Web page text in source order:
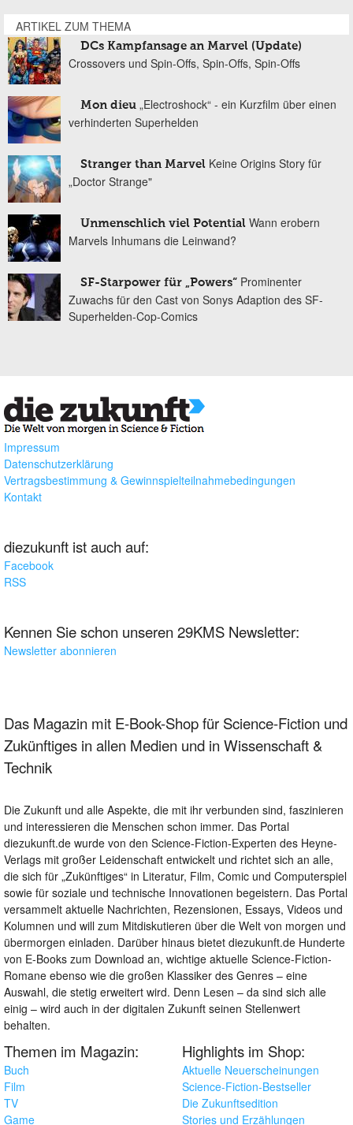
ARTIKEL ZUM THEMA
DCs Kampfansage an Marvel (Update)
Crossovers und Spin-Offs, Spin-Offs, Spin-Offs
Mon dieu „Electroshock“ - ein Kurzfilm über einen
verhinderten Superhelden
Stranger than Marvel Keine Origins Story für
„Doctor Strange"
Unmenschlich viel Potential Wann erobern
Marvels Inhumans die Leinwand?
SF-Starpower für „Powers“ Prominenter
Zuwachs für den Cast von Sonys Adaption des SF-
Superhelden-Cop-Comics
Impressum
Datenschutzerklärung
Vertragsbestimmung & Gewinnspielteilnahmebedingungen
Kontakt
diezukunft ist auch auf:
Facebook
RSS
Kennen Sie schon unseren 29KMS Newsletter:
Newsletter abonnieren
Das Magazin mit E-Book-Shop für Science-Fiction und
Zukünftiges in allen Medien und in Wissenschaft &
Technik
Die Zukunft und alle Aspekte, die mit ihr verbunden sind, faszinieren
und interessieren die Menschen schon immer. Das Portal
diezukunft.de wurde von den Science-Fiction-Experten des Heyne-
Verlags mit großer Leidenschaft entwickelt und richtet sich an alle,
die sich für „Zukünftiges“ in Literatur, Film, Comic und Computerspiel
sowie für soziale und technische Innovationen begeistern. Das Portal
versammelt aktuelle Nachrichten, Rezensionen, Essays, Videos und
Kolumnen und will zum Mitdiskutieren über die Welt von morgen und
übermorgen einladen. Darüber hinaus bietet diezukunft.de Hunderte
von E-Books zum Download an, wichtige aktuelle Science-Fiction-
Romane ebenso wie die großen Klassiker des Genres – eine
Auswahl, die stetig erweitert wird. Denn Lesen – da sind sich alle
einig – wird auch in der digitalen Zukunft seinen Stellenwert
behalten.
Themen im Magazin:
Buch
Film
TV
Game
Highlights im Shop:
Aktuelle Neuerscheinungen
Science-Fiction-Bestseller
Die Zukunftsedition
Stories und Erzählungen